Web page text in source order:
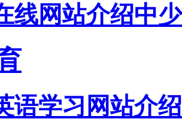
线网站介绍中
语学习网站介绍